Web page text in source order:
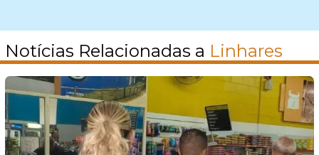
Notícias Relacionadas a Linhares